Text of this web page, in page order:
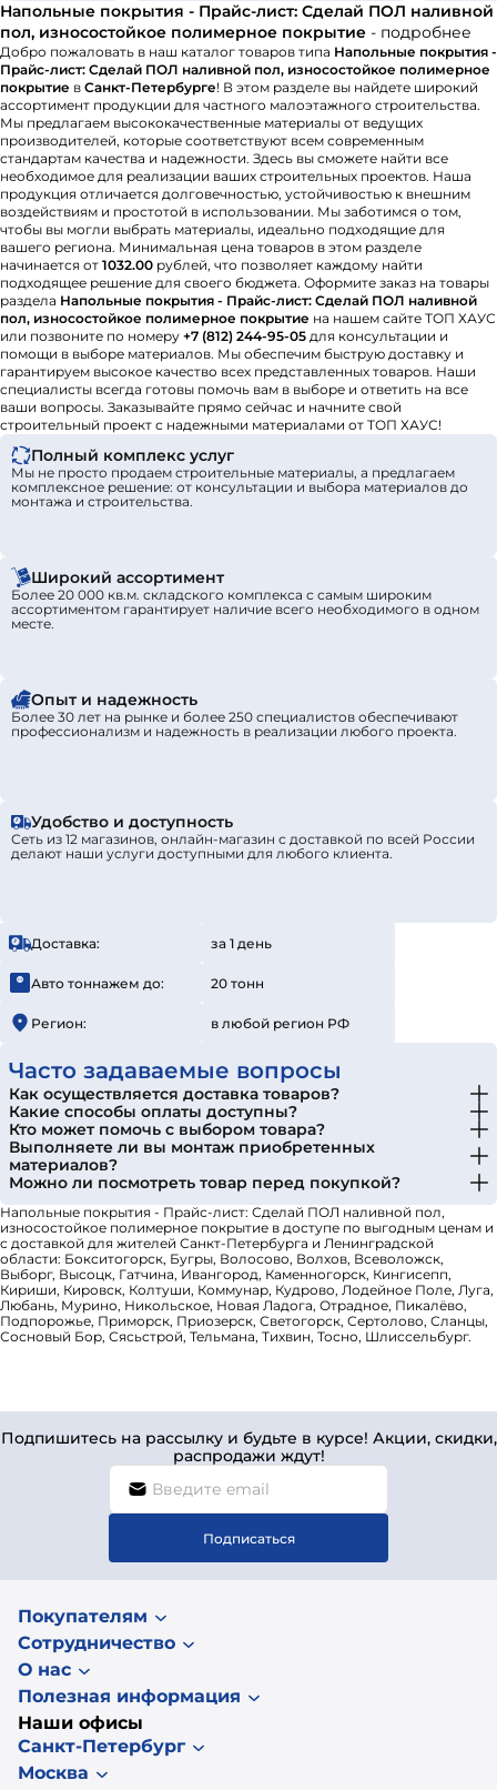
Напольные покрытия - Прайс-лист: Сделай ПОЛ наливной
пол, износостойкое полимерное покрытие - подробнее
Добро пожаловать в наш каталог товаров типа Напольные покрытия -
Прайс-лист: Сделай ПОЛ наливной пол, износостойкое полимерное
покрытие в Санкт-Петербурге! В этом разделе вы найдете широкий
ассортимент продукции для частного малоэтажного строительства.
Мы предлагаем высококачественные материалы от ведущих
производителей, которые соответствуют всем современным
стандартам качества и надежности. Здесь вы сможете найти все
необходимое для реализации ваших строительных проектов. Наша
продукция отличается долговечностью, устойчивостью к внешним
воздействиям и простотой в использовании. Мы заботимся о том,
чтобы вы могли выбрать материалы, идеально подходящие для
вашего региона. Минимальная цена товаров в этом разделе
начинается от 1032.00 рублей, что позволяет каждому найти
подходящее решение для своего бюджета. Оформите заказ на товары
раздела Напольные покрытия - Прайс-лист: Сделай ПОЛ наливной
пол, износостойкое полимерное покрытие на нашем сайте ТОП ХАУС
или позвоните по номеру +7 (812) 244-95-05 для консультации и
помощи в выборе материалов. Мы обеспечим быструю доставку и
гарантируем высокое качество всех представленных товаров. Наши
специалисты всегда готовы помочь вам в выборе и ответить на все
ваши вопросы. Заказывайте прямо сейчас и начните свой
строительный проект с надежными материалами от ТОП ХАУС!
Полный комплекс услуг
Мы не просто продаем строительные материалы, а предлагаем
комплексное решение: от консультации и выбора материалов до
монтажа и строительства.
Широкий ассортимент
Более 20 000 кв.м. складского комплекса с самым широким
ассортиментом гарантирует наличие всего необходимого в одном
месте.
Опыт и надежность
Более 30 лет на рынке и более 250 специалистов обеспечивают
профессионализм и надежность в реализации любого проекта.
Удобство и доступность
Сеть из 12 магазинов, онлайн-магазин с доставкой по всей России
делают наши услуги доступными для любого клиента.
Доставка: за 1 день
Авто тоннажем до: 20 тонн
Регион: в любой регион РФ
Часто задаваемые вопросы
Как осуществляется доставка товаров?
Какие способы оплаты доступны?
Кто может помочь с выбором товара?
Выполняете ли вы монтаж приобретенных
материалов?
Можно ли посмотреть товар перед покупкой?
Напольные покрытия - Прайс-лист: Сделай ПОЛ наливной пол,
износостойкое полимерное покрытие в доступе по выгодным ценам и
с доставкой для жителей Санкт-Петербурга и Ленинградской
области: Бокситогорск, Бугры, Волосово, Волхов, Всеволожск,
Выборг, Высоцк, Гатчина, Ивангород, Каменногорск, Кингисепп,
Кириши, Кировск, Колтуши, Коммунар, Кудрово, Лодейное Поле, Луга,
Любань, Мурино, Никольское, Новая Ладога, Отрадное, Пикалёво,
Подпорожье, Приморск, Приозерск, Светогорск, Сертолово, Сланцы,
Сосновый Бор, Сясьстрой, Тельмана, Тихвин, Тосно, Шлиссельбург.
Подпишитесь на рассылку и будьте в курсе! Акции, скидки,
распродажи ждут!
Подписаться
Покупателям
Сотрудничество
О нас
Полезная информация
Наши офисы
Санкт-Петербург
Москва